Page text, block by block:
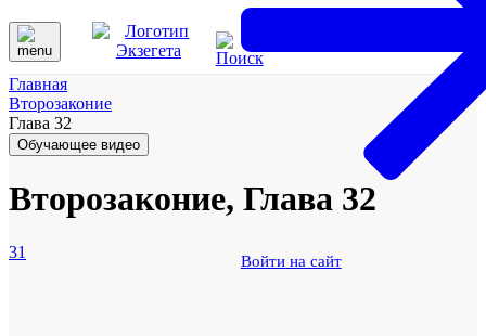
Войти на сайт
Главная
Второзаконие
Глава 32
Обучающее видео
Второзаконие, Глава 32
31